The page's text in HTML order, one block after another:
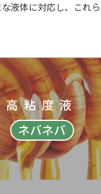
液体に対応し、これら
高粘度液
ネバネバ